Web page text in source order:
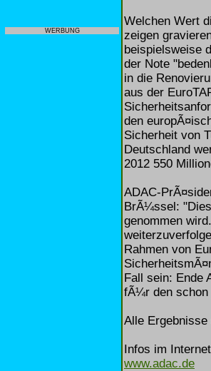
WERBUNG
Welchen Wert
zeigen
beispielsweise
der Note
in die
aus der
den
Sicherheit von
Deutschland
2012 550
ADAC-
BrÃ¼ssel:
genommen
Rahmen von
Fall sein: Ende
fÃ¼r den schon
Alle Ergebnisse
Infos im
www.adac.de